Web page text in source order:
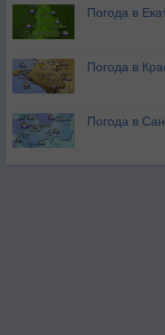
Погода в
Погода в
Погода в